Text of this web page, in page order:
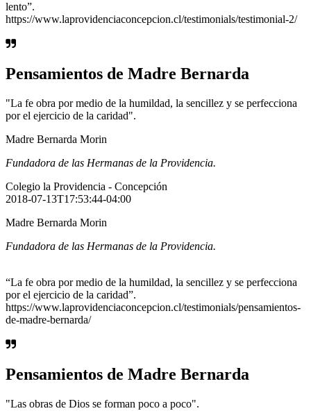
lento”.
https://www.laprovidenciaconcepcion.cl/testimonials/testimonial-2/
Pensamientos de Madre Bernarda
"La fe obra por medio de la humildad, la sencillez y se perfecciona
por el ejercicio de la caridad".
Madre Bernarda Morin
Fundadora de las Hermanas de la Providencia.
Colegio la Providencia - Concepción
2018-07-13T17:53:44-04:00
Madre Bernarda Morin
Fundadora de las Hermanas de la Providencia.
“La fe obra por medio de la humildad, la sencillez y se perfecciona
por el ejercicio de la caridad”.
https://www.laprovidenciaconcepcion.cl/testimonials/pensamientos-
de-madre-bernarda/
Pensamientos de Madre Bernarda
"Las obras de Dios se forman poco a poco".